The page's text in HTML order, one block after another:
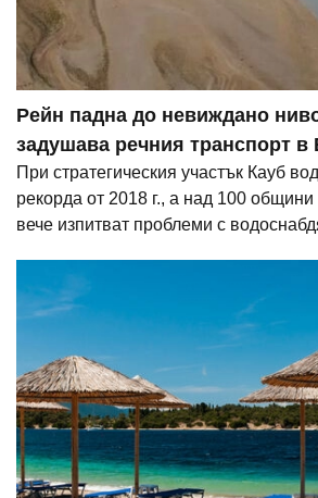
Рейн падна до невиждано
задушава речния транспорт в
При стратегическия участък Кауб
рекорда от 2018 г., а над 100
вече изпитват проблеми с